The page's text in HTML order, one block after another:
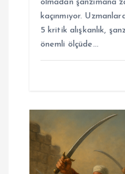
olmadan şanzımana
kaçınmıyor.
5 kritik alışkanlık,
önemli ölçüde…